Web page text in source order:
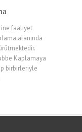
faaliyet
alanında
Kaplamaya
birbirleriyle